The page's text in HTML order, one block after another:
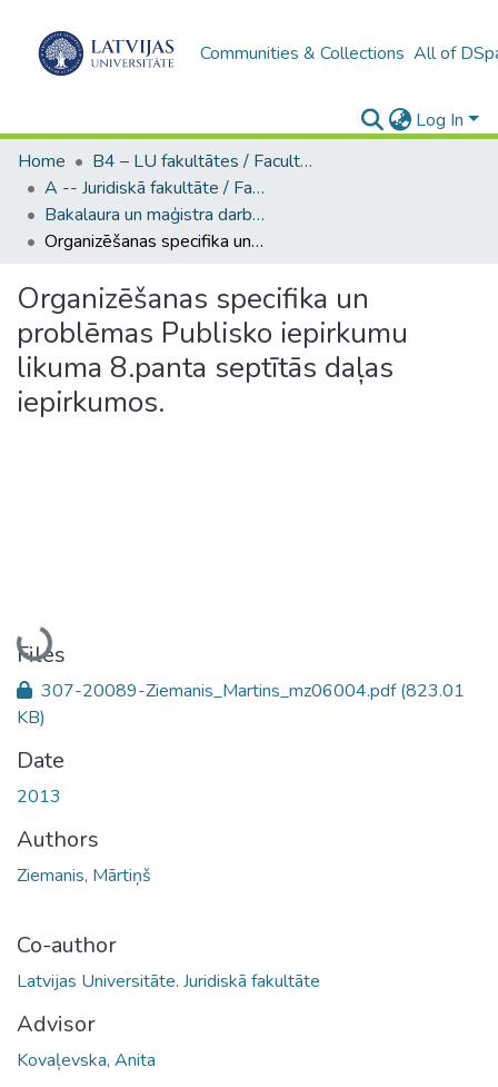
Communities & Collections All of
Log In
Home
B4 – LU fakultātes / Faculties of the UL
A -- Juridiskā fakultāte / Faculty of Law
Bakalaura un maģistra darbi (JF) / Bachelor's and Master's theses
Organizēšanas specifika un problēmas Publisko iepirkumu likuma 8.panta septītās daļas iepirkumos.
Organizēšanas specifika un
problēmas Publisko iepirkumu
likuma 8.panta septītās daļas
iepirkumos.
Loading...
Files
307-20089-Ziemanis_Martins_mz06004.pdf(823.01
KB)
Date
2013
Authors
Ziemanis, Mārtiņš
Co-author
Latvijas Universitāte. Juridiskā fakultāte
Advisor
Kovaļevska, Anita